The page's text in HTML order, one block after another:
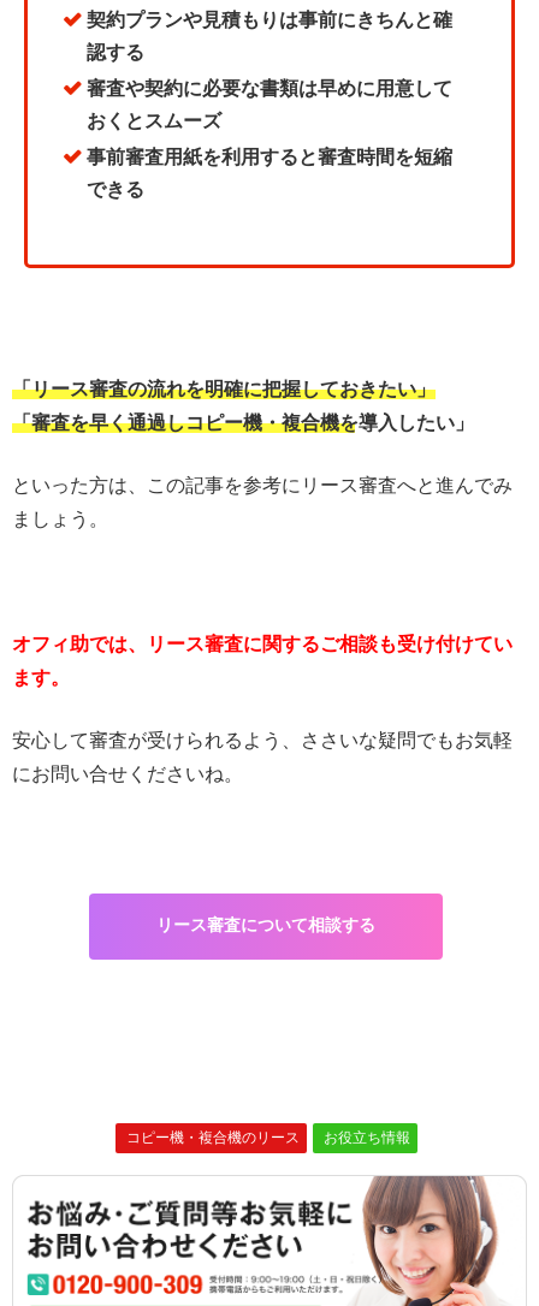
契約プランや見積もりは事前にきちんと確
認する
審査や契約に必要な書類は早めに用意して
おくとスムーズ
事前審査用紙を利用すると審査時間を短縮
できる
「リース審査の流れを明確に把握しておきたい」
「審査を早く通過しコピー機・複合機を導入したい」
といった方は、この記事を参考にリース審査へと進んでみ
ましょう。
オフィ助では、リース審査に関するご相談も受け付けてい
ます。
安心して審査が受けられるよう、ささいな疑問でもお気軽
にお問い合せくださいね。
リース審査について相談する
コピー機・複合機のリース お役立ち情報